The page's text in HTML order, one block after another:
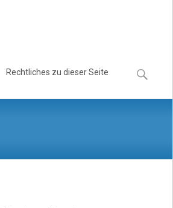
Rechtliches zu dieser Seite
Suchen
nach: